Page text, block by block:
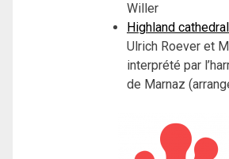
Willer
Highland cathedral
Ulrich Roever et
interprété par
de Marnaz